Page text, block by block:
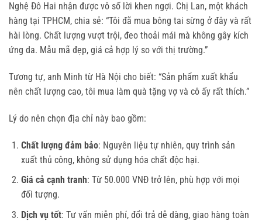
Nghệ Đô Hai nhận được vô số lời khen ngợi. Chị Lan, một khách
hàng tại TPHCM, chia sẻ: “Tôi đã mua bông tai sừng ở đây và rất
hài lòng. Chất lượng vượt trội, đeo thoải mái mà không gây kích
ứng da. Mẫu mã đẹp, giá cả hợp lý so với thị trường.”
Tương tự, anh Minh từ Hà Nội cho biết: “Sản phẩm xuất khẩu
nên chất lượng cao, tôi mua làm quà tặng vợ và cô ấy rất thích.”
Lý do nên chọn địa chỉ này bao gồm:
Chất lượng đảm bảo: Nguyên liệu tự nhiên, quy trình sản
xuất thủ công, không sử dụng hóa chất độc hại.
Giá cả cạnh tranh: Từ 50.000 VNĐ trở lên, phù hợp với mọi
đối tượng.
Dịch vụ tốt: Tư vấn miễn phí, đổi trả dễ dàng, giao hàng toàn